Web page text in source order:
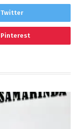
Twitter
Pinterest